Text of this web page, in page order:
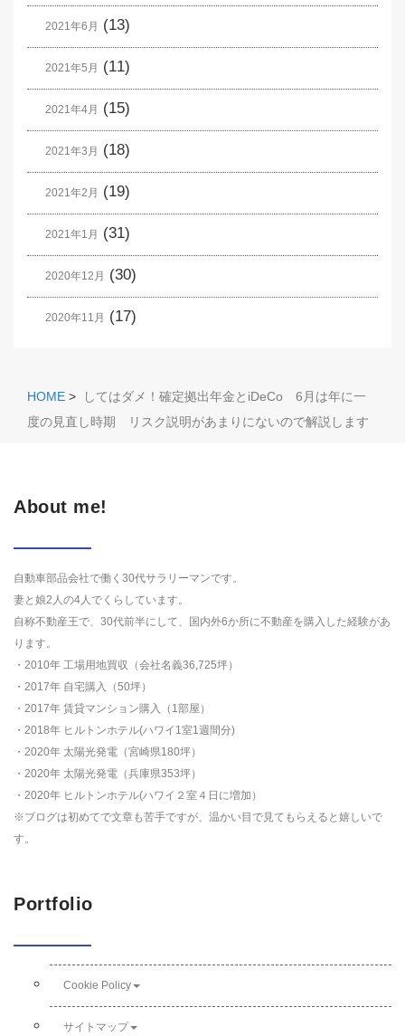
2021年6月 (13)
2021年5月 (11)
2021年4月 (15)
2021年3月 (18)
2021年2月 (19)
2021年1月 (31)
2020年12月 (30)
2020年11月 (17)
HOME >
してはダメ！確定拠出年金とiDeCo 6月は年に一
度の見直し時期 リスク説明があまりにないので解説します
About me!
自動車部品会社で働く30代サラリーマンです。
妻と娘2人の4人でくらしています。
自称不動産王で、30代前半にして、国内外6か所に不動産を購入した経験があ
ります。
・2010年 工場用地買収（会社名義36,725坪）
・2017年 自宅購入（50坪）
・2017年 賃貸マンション購入（1部屋）
・2018年 ヒルトンホテル(ハワイ1室1週間分)
・2020年 太陽光発電（宮崎県180坪）
・2020年 太陽光発電（兵庫県353坪）
・2020年 ヒルトンホテル(ハワイ２室４日に増加）
※ブログは初めてで文章も苦手ですが、温かい目で見てもらえると嬉しいで
す。
Portfolio
Cookie Policy
サイトマップ